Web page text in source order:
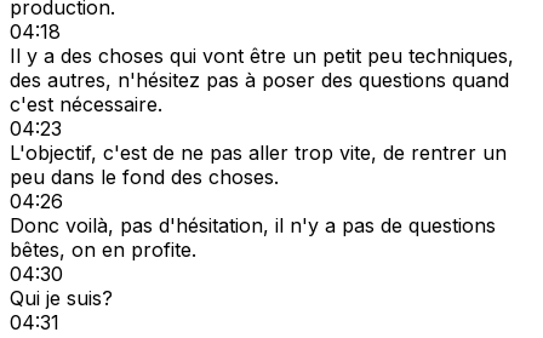
production.
04:18
Il y a des choses qui vont être un petit peu techniques,
des autres, n'hésitez pas à poser des questions quand
c'est nécessaire.
04:23
L'objectif, c'est de ne pas aller trop vite, de rentrer un
peu dans le fond des choses.
04:26
Donc voilà, pas d'hésitation, il n'y a pas de questions
bêtes, on en profite.
04:30
Qui je suis?
04:31